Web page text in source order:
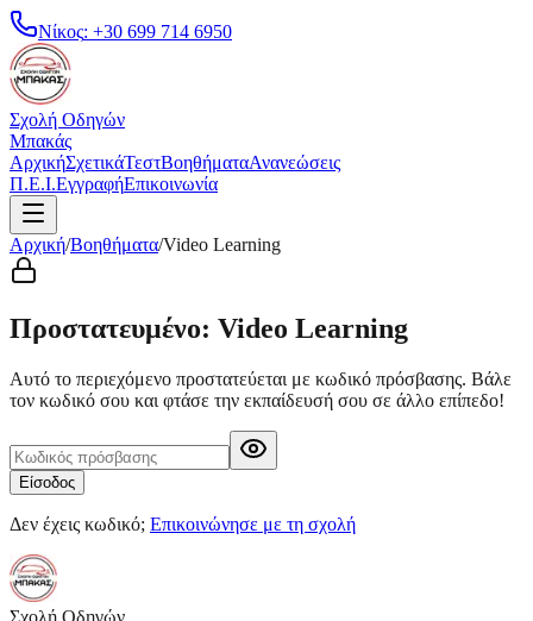
Νίκος: +30 699 714 6950
Σχολή Οδηγών
Μπακάς
ΑρχικήΣχετικάΤεστΒοηθήματαΑνανεώσεις
Π.Ε.Ι.ΕγγραφήΕπικοινωνία
Αρχική/Βοηθήματα/Video Learning
Προστατευμένο: Video Learning
Αυτό το περιεχόμενο προστατεύεται με κωδικό πρόσβασης. Βάλε
τον κωδικό σου και φτάσε την εκπαίδευσή σου σε άλλο επίπεδο!
Είσοδος
Δεν έχεις κωδικό; Επικοινώνησε με τη σχολή
Σχολή Οδηγών